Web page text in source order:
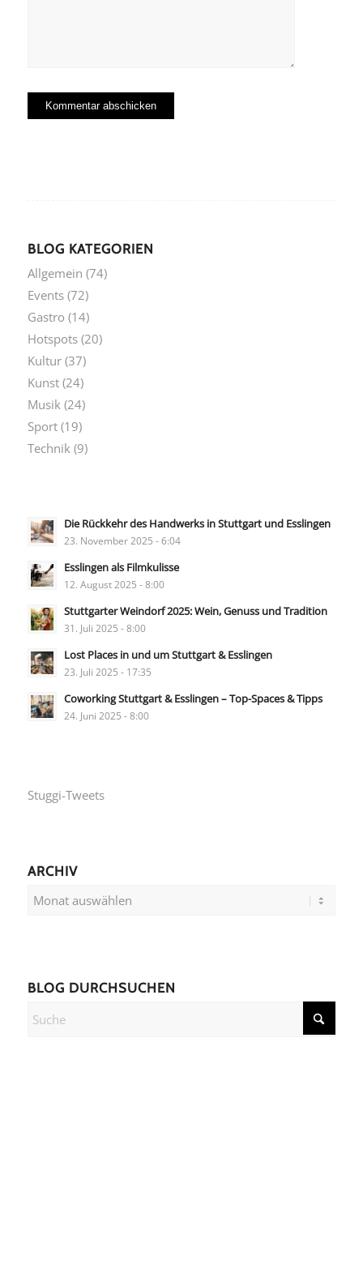
BLOG KATEGORIEN
Allgemein (74)
Events(72)
Gastro (14)
Hotspots(20)
Kultur(37)
Kunst(24)
Musik (24)
Sport(19)
Technik (9)
Die Rückkehr des Handwerks in Stuttgart und Esslingen
23. November 2025 - 6:04
Esslingen als Filmkulisse
12. August 2025 - 8:00
Stuttgarter Weindorf 2025: Wein, Genuss und Tradition
31. Juli 2025 - 8:00
Lost Places in und um Stuttgart & Esslingen
23. Juli 2025 - 17:35
Coworking Stuttgart & Esslingen – Top-Spaces & Tipps
24. Juni 2025 - 8:00
Stuggi-Tweets
ARCHIV
BLOG DURCHSUCHEN